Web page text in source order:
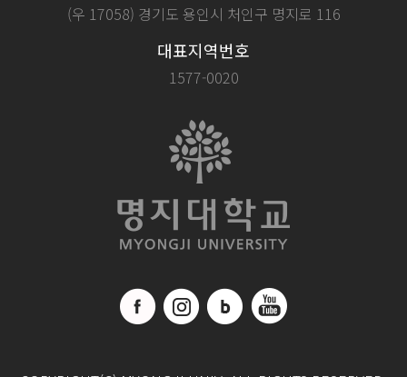
(우 17058) 경기도 용인시 처인구 명지로 116
대표지역번호
1577-0020